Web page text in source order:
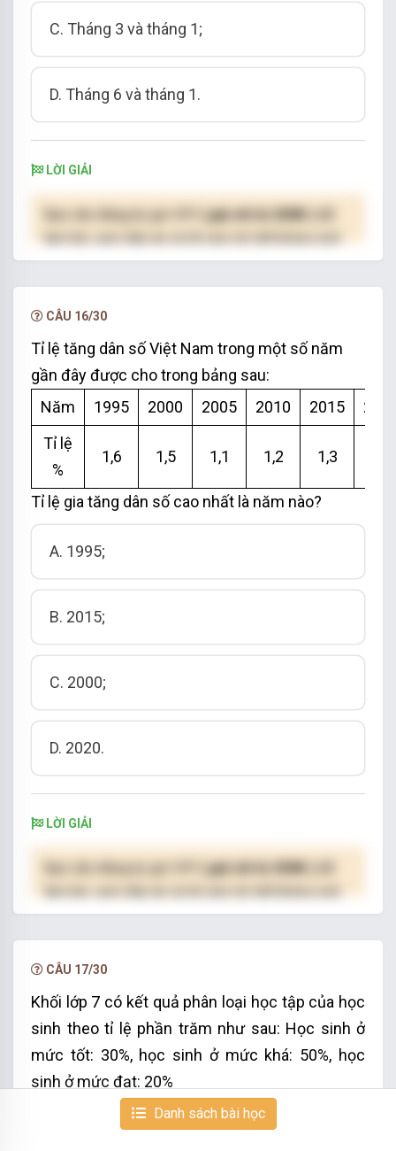
C. Tháng 3 và tháng 1;
D. Tháng 6 và tháng 1.
LỜI GIẢI
( giá chỉ từ 250K )
hạn.
CÂU 16/30
Tỉ lệ tăng dân số Việt Nam trong một số năm
gần đây được cho trong bảng sau:
Năm
1995 2000 2005 2010 2015
Tỉ lệ
%
1,6 1,5 1,1 1,2 1,3
Tỉ lệ gia tăng dân số cao nhất là năm nào?
A. 1995;
B. 2015;
C. 2000;
D. 2020.
LỜI GIẢI
( giá chỉ từ 250K )
hạn.
CÂU 17/30
Khối lớp 7 có kết quả phân loại học tập của học
sinh theo tỉ lệ phần trăm như sau: Học sinh ở
mức tốt: 30%, học sinh ở mức khá: 50%, học
sinh ở mức đạt: 20%
Danh sách bài học